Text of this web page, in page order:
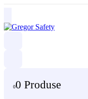
00 Produse